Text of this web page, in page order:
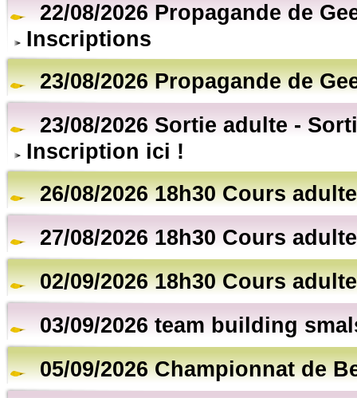
22/08/2026 Propagande de
Inscriptions
23/08/2026 Propagande de
23/08/2026 Sortie adulte -
Inscription ici !
26/08/2026 18h30 Cours
27/08/2026 18h30 Cours
02/09/2026 18h30 Cours
03/09/2026 team building
05/09/2026 Championnat de